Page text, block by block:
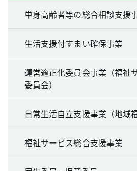
単身高齢者等の総合相談支援
生活支援付すまい確保事業
運営適正化委員会事業（福祉
委員会）
日常生活自立支援事業（地域
福祉サービス総合支援事業